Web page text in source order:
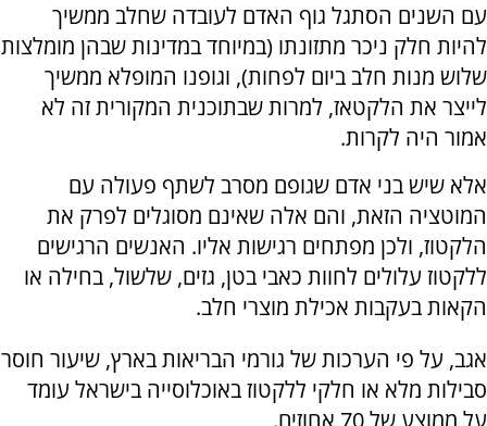
עם השנים הסתגל גוף האדם לעובדה שחלב ממשיך
להיות חלק ניכר מתזונתו (במיוחד במדינות שבהן מומלצות
שלוש מנות חלב ביום לפחות), וגופנו המופלא ממשיך
לייצר את הלקטאז, למרות שבתוכנית המקורית זה לא
אמור היה לקרות.
אלא שיש בני אדם שגופם מסרב לשתף פעולה עם
המוטציה הזאת, והם אלה שאינם מסוגלים לפרק את
הלקטוז, ולכן מפתחים רגישות אליו. האנשים הרגישים
ללקטוז עלולים לחוות כאבי בטן, גזים, שלשול, בחילה או
הקאות בעקבות אכילת מוצרי חלב.
אגב, על פי הערכות של גורמי הבריאות בארץ, שיעור חוסר
סבילות מלא או חלקי ללקטוז באוכלוסייה בישראל עומד